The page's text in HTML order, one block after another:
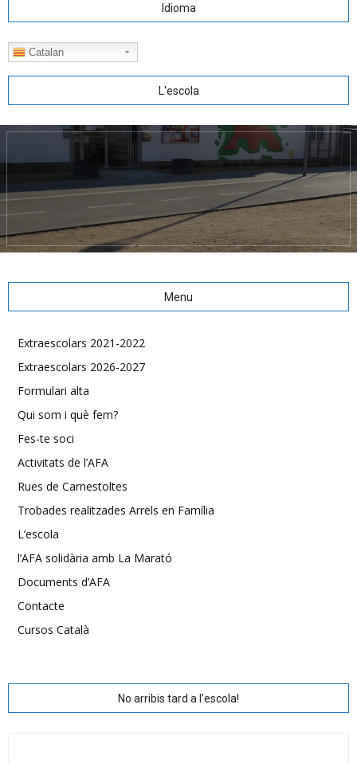
Idioma
Catalan
L'escola
Menu
Extraescolars 2021-2022
Extraescolars 2026-2027
Formulari alta
Qui som i què fem?
Fes-te soci
Activitats de l’AFA
Rues de Carnestoltes
Trobades realitzades Arrels en Família
L’escola
l’AFA solidària amb La Marató
Documents d’AFA
Contacte
Cursos Català
No arribis tard a l’escola!